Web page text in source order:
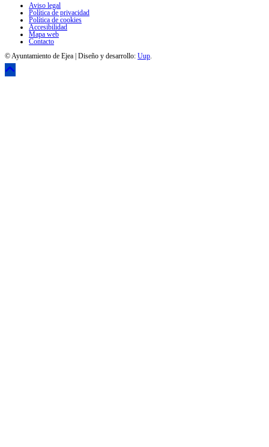
Aviso legal
Política de privacidad
Política de cookies
Accesibilidad
Mapa web
Contacto
© Ayuntamiento de Ejea | Diseño y desarrollo: Uup